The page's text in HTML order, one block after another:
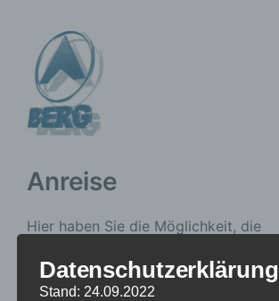
Anreise
Hier haben Sie die Möglichkeit, die
Plan“ auszuwählen.
Datenschutzerklärung
Stand: 24.09.2022